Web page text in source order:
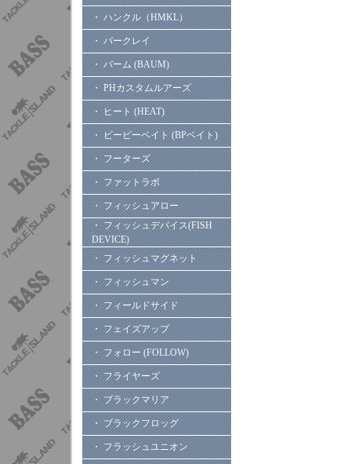
・ ハンクル（HMKL）
・ バークレイ
・ バーム (BAUM)
・ PHカスタムルアーズ
・ ヒート (HEAT)
・ ビーピーベイト (BPベイト)
・ フーターズ
・ ファットラボ
・ フィッシュアロー
・ フィッシュデバイス(FISH
DEVICE)
・ フィッシュマグネット
・ フィッシュマン
・ フィールドサイド
・ フェイズアップ
・ フォロー (FOLLOW)
・ フライヤーズ
・ ブラックマリア
・ ブラックフロッグ
・ フラッシュユニオン